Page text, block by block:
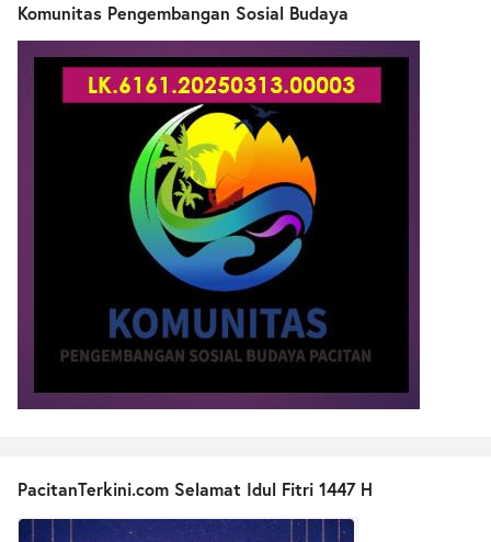
Komunitas Pengembangan Sosial Budaya
PacitanTerkini.com Selamat Idul Fitri 1447 H